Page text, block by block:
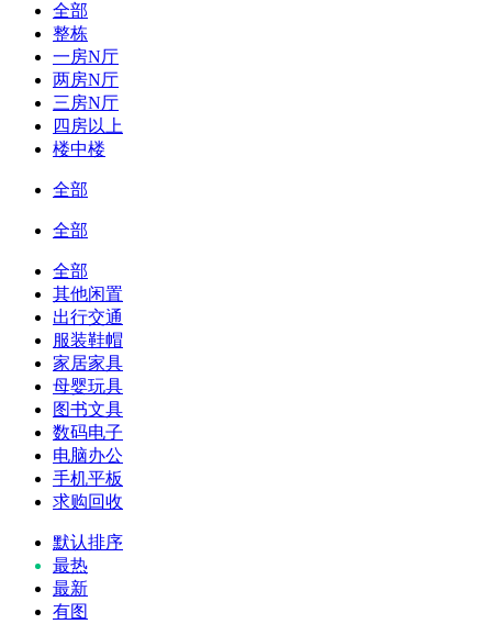
全部
整栋
一房N厅
两房N厅
三房N厅
四房以上
楼中楼
全部
全部
全部
其他闲置
出行交通
服装鞋帽
家居家具
母婴玩具
图书文具
数码电子
电脑办公
手机平板
求购回收
默认排序
最热
最新
有图